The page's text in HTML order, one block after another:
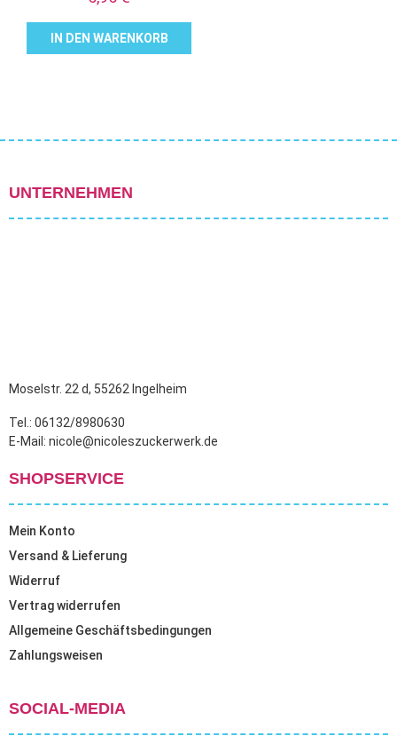
IN DEN WARENKORB
UNTERNEHMEN
Moselstr. 22 d, 55262 Ingelheim
Tel.: 06132/8980630
E-Mail: nicole@nicoleszuckerwerk.de
SHOPSERVICE
Mein Konto
Versand & Lieferung
Widerruf
Vertrag widerrufen
Allgemeine Geschäftsbedingungen
Zahlungsweisen
SOCIAL-MEDIA